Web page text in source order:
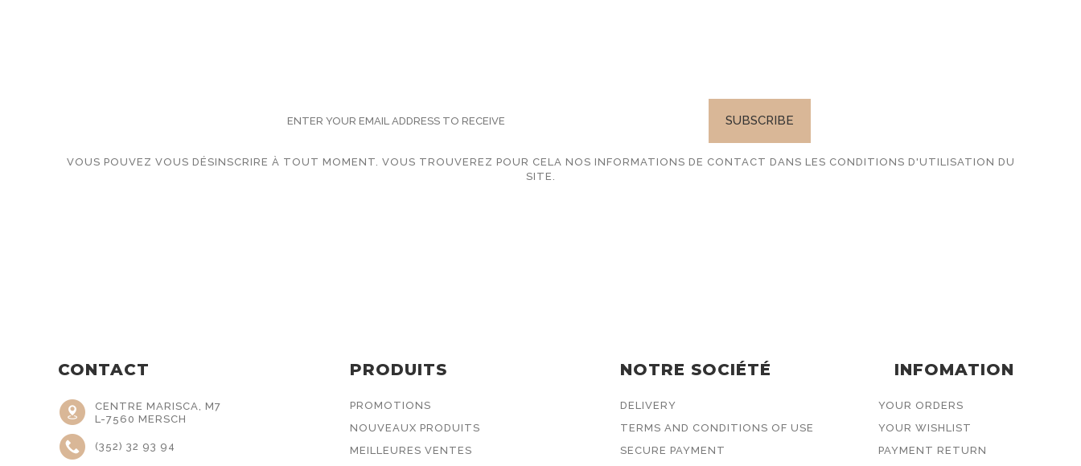
VOUS POUVEZ VOUS DÉSINSCRIRE À TOUT MOMENT. VOUS TROUVEREZ POUR CELA NOS INFORMATIONS DE CONTACT DANS LES CONDITIONS D'UTILISATION DU
SITE.
CONTACT
CENTRE MARISCA, M7
L-7560 MERSCH
(352) 32 93 94
PRODUITS
PROMOTIONS
NOUVEAUX PRODUITS
MEILLEURES VENTES
NOTRE SOCIÉTÉ
DELIVERY
TERMS AND CONDITIONS OF USE
SECURE PAYMENT
INFOMATION
YOUR ORDERS
YOUR WISHLIST
PAYMENT RETURN